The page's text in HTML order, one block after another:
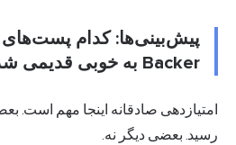
Backer به خوبی قدیمی شده‌اند
امتیازدهی صادقانه اینجا مهم است.
رسید. بعضی دیگر نه.